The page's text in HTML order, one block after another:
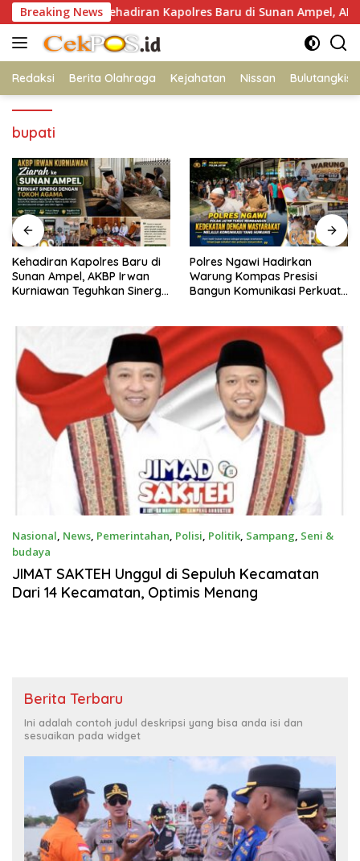
Langsung
ke
konten
Breaking News
Kehadiran Kapolres Baru di Sunan Ampel, AKBP
Redaksi Berita Olahraga Kejahatan Nissan Bulutangkis
bupati
Polres Ngawi Hadirkan
Warung Kompas Presisi
Bangun Komunikasi Perkuat
Peduli Warga di Tengah
Kemarau, Polsek Ngambon
Kirim 8.000 Liter Air Bersih ke
Nasional, News, Pemerintahan, Polisi, Politik, Sampang, Seni &
budaya
November 28, 2024
JIMAT SAKTEH Unggul di Sepuluh Kecamatan
Dari 14 Kecamatan, Optimis Menang
Berita Terbaru
Ini adalah contoh judul deskripsi yang bisa anda isi dan
sesuaikan pada widget